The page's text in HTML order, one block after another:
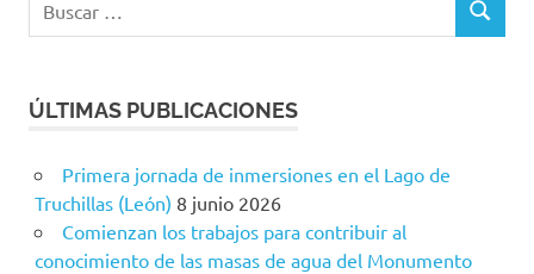
BUSCAR
ÚLTIMAS PUBLICACIONES
Primera jornada de inmersiones en el Lago de
Truchillas (León) 8 junio 2026
Comienzan los trabajos para contribuir al
conocimiento de las masas de agua del Monumento